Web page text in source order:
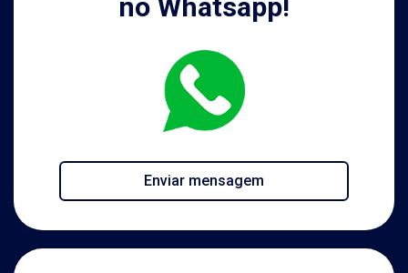
no Whatsapp!
Enviar mensagem